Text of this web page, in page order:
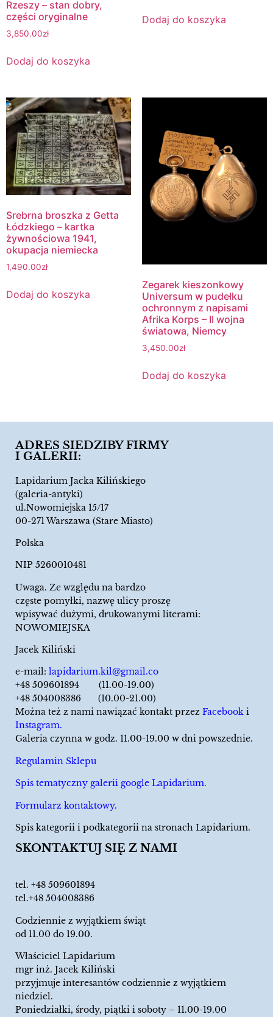
Rzeszy – stan dobry,
części oryginalne
3,850.00zł
Dodaj do koszyka
Dodaj do koszyka
Srebrna broszka z Getta
Łódzkiego – kartka
żywnościowa 1941,
okupacja niemiecka
1,490.00zł
Dodaj do koszyka
Zegarek kieszonkowy
Universum w pudełku
ochronnym z napisami
Afrika Korps – II wojna
światowa, Niemcy
3,450.00zł
Dodaj do koszyka
ADRES SIEDZIBY FIRMY
I GALERII:
Lapidarium Jacka Kilińskiego
(galeria-antyki)
ul.Nowomiejska 15/17
00-271 Warszawa (Stare Miasto)
Polska
NIP 5260010481
Uwaga. Ze względu na bardzo
częste pomyłki, nazwę ulicy proszę
wpisywać dużymi, drukowanymi literami:
NOWOMIEJSKA
Jacek Kiliński
e-mail: lapidarium.kil@gmail.co
+48 509601894 (11.00-19.00)
+48 504008386 (10.00-21.00)
Można też z nami nawiązać kontakt przez Facebook i
Instagram.
Galeria czynna w godz. 11.00-19.00 w dni powszednie.
Regulamin Sklepu
Spis tematyczny galerii google Lapidarium.
Formularz kontaktowy.
Spis kategorii i podkategorii na stronach Lapidarium.
SKONTAKTUJ SIĘ Z NAMI
tel. +48 509601894
tel.+48 504008386
Codziennie z wyjątkiem świąt
od 11.00 do 19.00.
Właściciel Lapidarium
mgr inż. Jacek Kiliński
przyjmuje interesantów codziennie z wyjątkiem
niedziel.
Poniedziałki, środy, piątki i soboty – 11.00-19.00